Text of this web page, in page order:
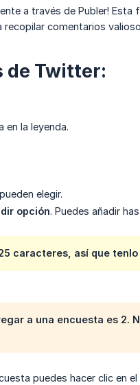
a través de Publer!
comentarios
de Twitter:
en la leyenda.
elegir.
opción. Puedes añadir
caracteres , así que
a una encuesta es 2.
puedes hacer clic en